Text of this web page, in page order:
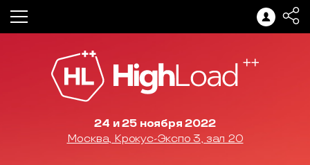
24 и 25 ноября 2022
Москва, Крокус-Экспо 3, зал 20